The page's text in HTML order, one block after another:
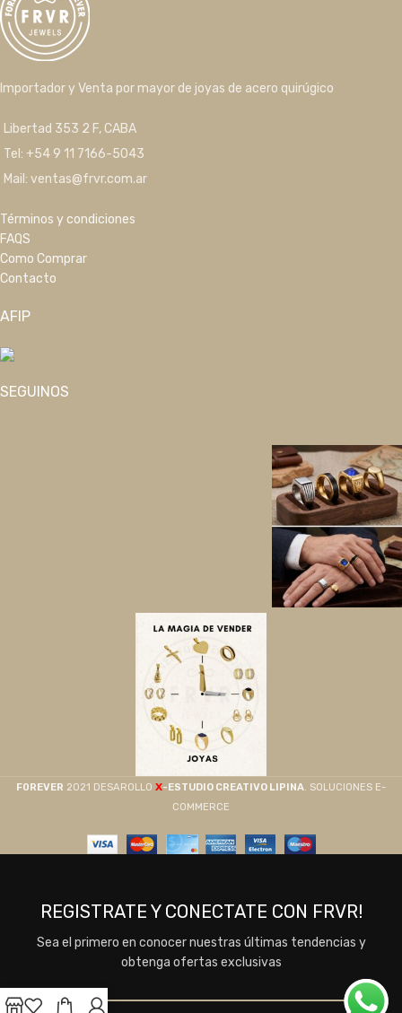
Importador y Venta por mayor de joyas de acero quirúgico
Libertad 353 2 F, CABA
Tel: +54 9 11 7166-5043
Mail: ventas@frvr.com.ar
Términos y condiciones
FAQS
Como Comprar
Contacto
AFIP
SEGUINOS
F0REVER 2021 DESAROLLO X-ESTUDIO CREATIVO LIPINA. SOLUCIONES E-
COMMERCE
REGISTRATE Y CONECTATE CON FRVR!
Sea el primero en conocer nuestras últimas tendencias y
obtenga ofertas exclusivas